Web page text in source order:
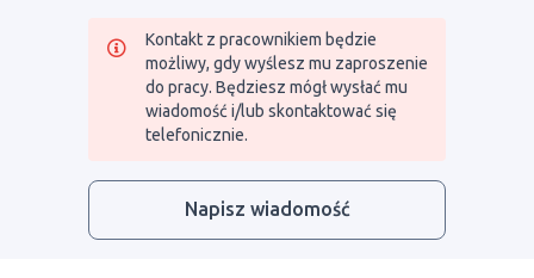
Kontakt z pracownikiem będzie
możliwy, gdy wyślesz mu zaproszenie
do pracy. Będziesz mógł wysłać mu
wiadomość i/lub skontaktować się
telefonicznie.
Napisz wiadomość